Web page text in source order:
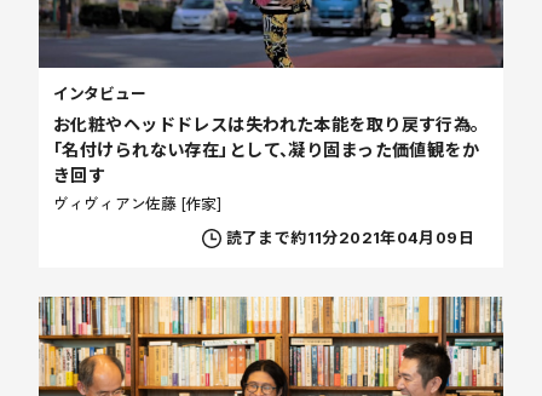
お化粧やヘッドドレスは失われた本能を取り戻す行為。
「名付けられない存在」として、凝り固まった価値観をか
き回す
ヴィヴィアン佐藤 [作家]
インタビュー
読了まで約11分2021年04月09日